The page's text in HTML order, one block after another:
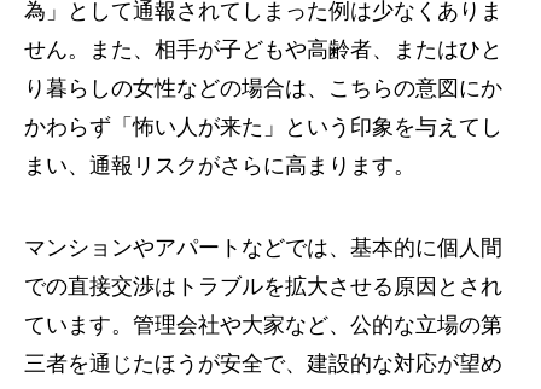
為」として通報されてしまった例は少なくありま
せん。また、相手が子どもや高齢者、またはひと
り暮らしの女性などの場合は、こちらの意図にか
かわらず「怖い人が来た」という印象を与えてし
まい、通報リスクがさらに高まります。
マンションやアパートなどでは、基本的に個人間
での直接交渉はトラブルを拡大させる原因とされ
ています。管理会社や大家など、公的な立場の第
三者を通じたほうが安全で、建設的な対応が望め